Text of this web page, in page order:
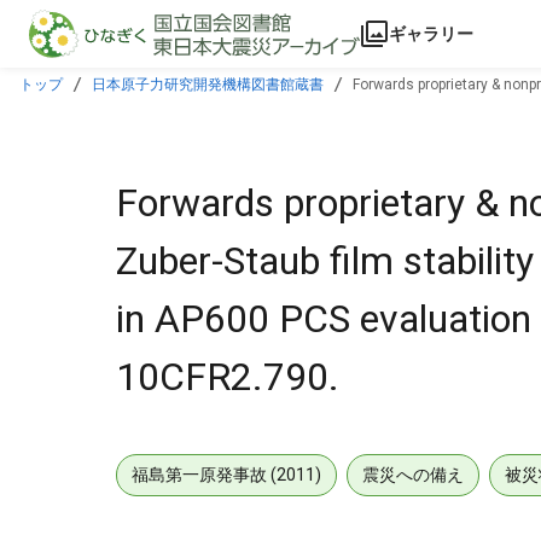
本文に飛ぶ
ギャラリー
トップ 日本原子力研究開発機構図書館蔵書
Forwards proprietary &
Forwards proprietary &
Zuber-Staub film
in AP600 PCS
10CFR2.790.
福島第一原発事故 (2011) 震災への備え 被災